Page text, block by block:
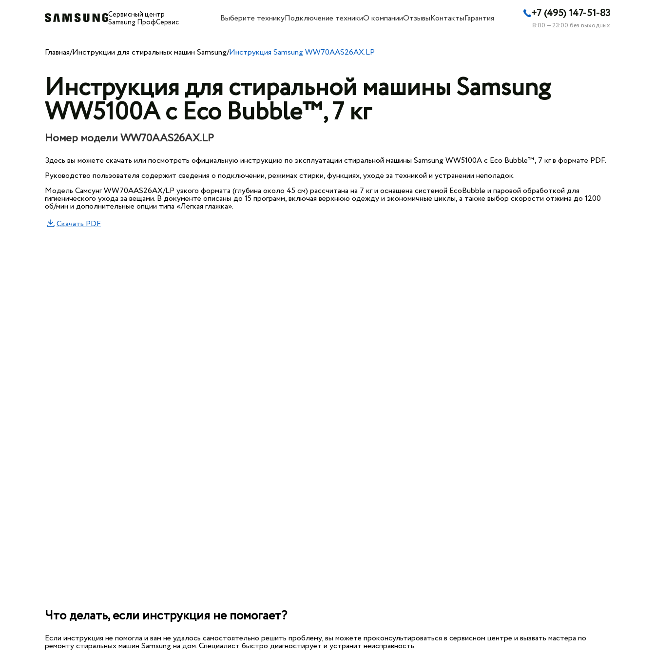
Сервисный центр
Samsung ПрофСервис
Выберите техникуПодключение техникиО компанииОтзывыКонтактыГарантия +7 (495) 147-51-83
8:00 — 23:00 без выходных
Главная/Инструкции для стиральных машин Samsung/Инструкция Samsung WW70AAS26AX.LP
Инструкция для стиральной машины Samsung
WW5100A c Eco Bubble™, 7 кг
Номер модели WW70AAS26AX.LP
Здесь вы можете скачать или посмотреть официальную инструкцию по эксплуатации стиральной машины Samsung WW5100A c Eco Bubble™, 7 кг в формате PDF.
Руководство пользователя содержит сведения о подключении, режимах стирки, функциях, уходе за техникой и устранении неполадок.
Модель Самсунг WW70AAS26AX/LP узкого формата (глубина около 45 см) рассчитана на 7 кг и оснащена системой EcoBubble и паровой обработкой для
гигиенического ухода за вещами. В документе описаны до 15 программ, включая верхнюю одежду и экономичные циклы, а также выбор скорости отжима до 1200
об/мин и дополнительные опции типа «Лёгкая глажка».
Скачать PDF
Что делать, если инструкция не помогает?
Если инструкция не помогла и вам не удалось самостоятельно решить проблему, вы можете проконсультироваться в сервисном центре и вызвать мастера по
ремонту стиральных машин Samsung на дом. Специалист быстро диагностирует и устранит неисправность.